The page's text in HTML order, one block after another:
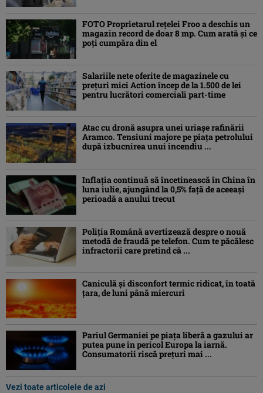
FOTO Proprietarul rețelei Froo a deschis un
magazin record de doar 8 mp. Cum arată și ce
poți cumpăra din el
Salariile nete oferite de magazinele cu
prețuri mici Action încep de la 1.500 de lei
pentru lucrători comerciali part-time
Atac cu dronă asupra unei uriașe rafinării
Aramco. Tensiuni majore pe piața petrolului
după izbucnirea unui incendiu ...
Inflaţia continuă să încetinească în China în
luna iulie, ajungând la 0,5% faţă de aceeaşi
perioadă a anului trecut
Poliția Română avertizează despre o nouă
metodă de fraudă pe telefon. Cum te păcălesc
infractorii care pretind că ...
Caniculă şi disconfort termic ridicat, în toată
ţara, de luni până miercuri
Pariul Germaniei pe piaţa liberă a gazului ar
putea pune în pericol Europa la iarnă.
Consumatorii riscă preţuri mai ...
Vezi toate articolele de azi